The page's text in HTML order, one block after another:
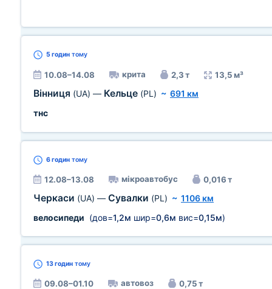
5 годин тому
10.08–14.08 крита 2,3 т 13,5 м³
Вінниця (UA) — Кельце (PL) ~ 691 км
тнс
6 годин тому
12.08–13.08 мікроавтобус 0,016 т
Черкаси (UA) — Сувалки (PL) ~ 1106 км
велосипеди (дов=1,2м шир=0,6м вис=0,15м)
13 годин тому
09.08–01.10 автовоз 0,75 т